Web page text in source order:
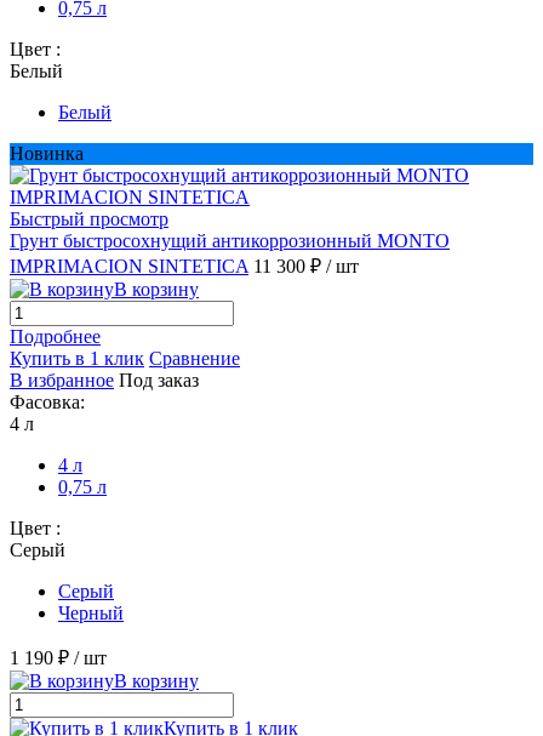
0,75 л
Цвет :
Белый
Белый
Новинка
Быстрый просмотр
Грунт быстросохнущий антикоррозионный MONTO
IMPRIMACION SINTETICA 11 300 ₽ / шт
В корзину
Подробнее
Купить в 1 клик Сравнение
В избранное Под заказ
Фасовка:
4 л
4 л
0,75 л
Цвет :
Серый
Серый
Черный
1 190 ₽ / шт
В корзину
Купить в 1 клик